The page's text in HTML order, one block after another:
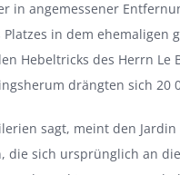
in angemessener
Platzes in dem ehemaligen
Hebeltricks des Herrn
drängten sich 20
sagt, meint den
die sich ursprünglich an